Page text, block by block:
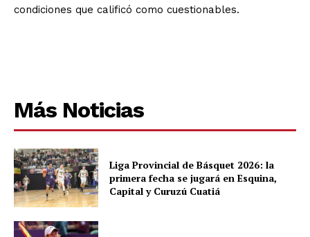
condiciones que calificó como cuestionables.
Más Noticias
Liga Provincial de Básquet 2026: la
primera fecha se jugará en Esquina,
Capital y Curuzú Cuatiá